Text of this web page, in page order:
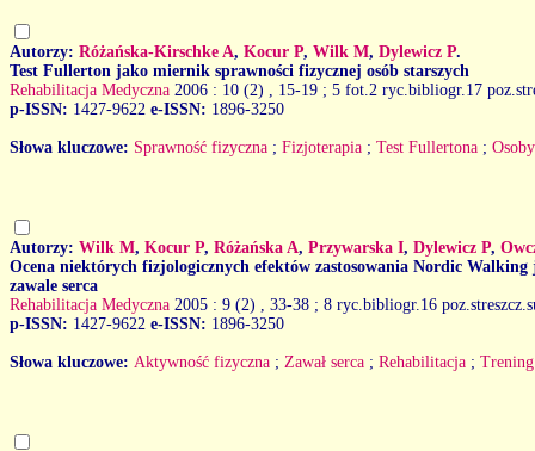
Autorzy: Różańska-Kirschke A, Kocur P, Wilk M, Dylewicz P.
Test Fullerton jako miernik sprawności fizycznej osób starszych
Rehabilitacja Medyczna 2006 : 10 (2)
, 15-19 ; 5 fot.2 ryc.bibliogr.17
p-ISSN: 1427-9622 e-ISSN: 1896-3250
Słowa kluczowe: Sprawność fizyczna ; Fizjoterapia ; Test Fullertona ;
Autorzy: Wilk M, Kocur P, Różańska A, Przywarska I, Dylewicz P,
Ocena niektórych fizjologicznych efektów zastosowania Nordic
zawale serca
Rehabilitacja Medyczna 2005 : 9 (2)
, 33-38 ; 8 ryc.bibliogr.16
p-ISSN: 1427-9622 e-ISSN: 1896-3250
Słowa kluczowe: Aktywność fizyczna ; Zawał serca ; Rehabilitacja ;